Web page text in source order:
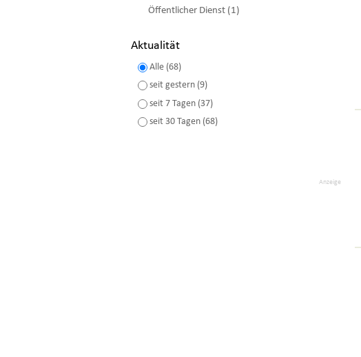
Öffentlicher Dienst (1)
Aktualität
Alle (68)
seit gestern (9)
seit 7 Tagen (37)
seit 30 Tagen (68)
Anzeige